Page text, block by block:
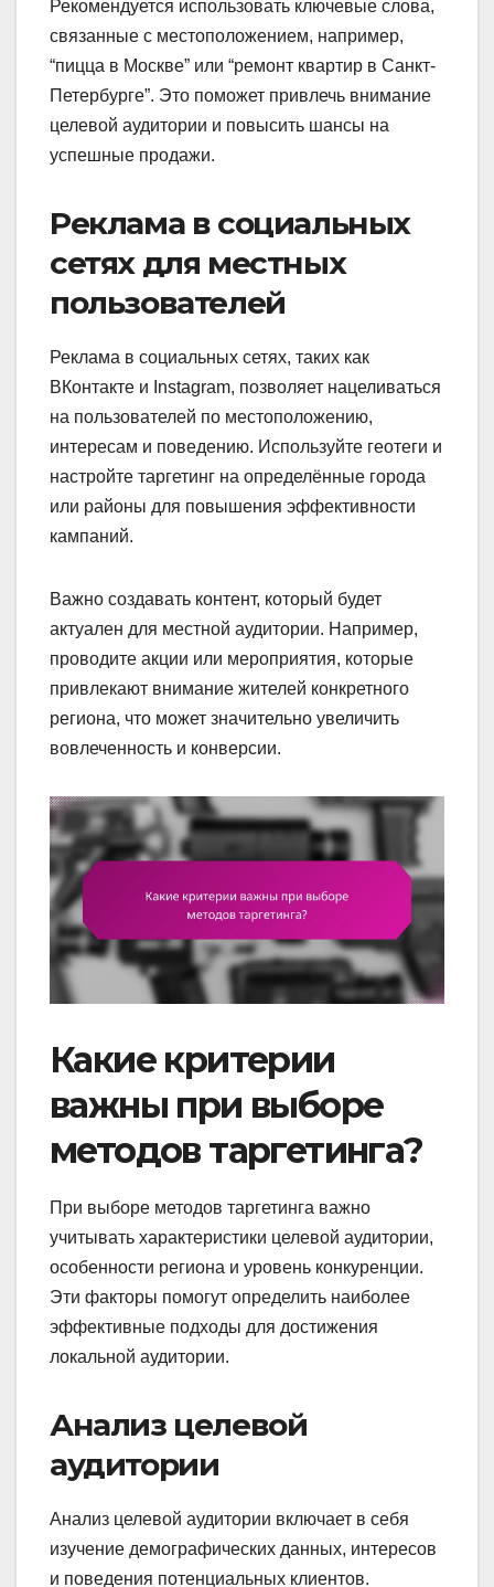
Рекомендуется использовать ключевые слова,
связанные с местоположением, например,
“пицца в Москве” или “ремонт квартир в Санкт-
Петербурге”. Это поможет привлечь внимание
целевой аудитории и повысить шансы на
успешные продажи.
Реклама в социальных
сетях для местных
пользователей
Реклама в социальных сетях, таких как
ВКонтакте и Instagram, позволяет нацеливаться
на пользователей по местоположению,
интересам и поведению. Используйте геотеги и
настройте таргетинг на определённые города
или районы для повышения эффективности
кампаний.
Важно создавать контент, который будет
актуален для местной аудитории. Например,
проводите акции или мероприятия, которые
привлекают внимание жителей конкретного
региона, что может значительно увеличить
вовлеченность и конверсии.
Какие критерии
важны при выборе
методов таргетинга?
При выборе методов таргетинга важно
учитывать характеристики целевой аудитории,
особенности региона и уровень конкуренции.
Эти факторы помогут определить наиболее
эффективные подходы для достижения
локальной аудитории.
Анализ целевой
аудитории
Анализ целевой аудитории включает в себя
изучение демографических данных, интересов
и поведения потенциальных клиентов.